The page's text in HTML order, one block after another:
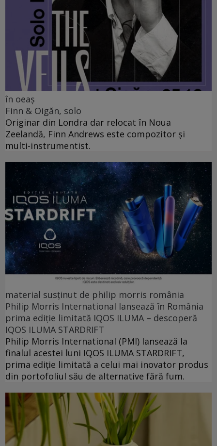
în oeaș
Finn & Oigăn, solo
Originar din Londra dar relocat în Noua
Zeelandă, Finn Andrews este compozitor și
multi-instrumentist.
material susținut de philip morris românia
Philip Morris International lansează în România
prima ediție limitată IQOS ILUMA – descoperă
IQOS ILUMA STARDRIFT
Philip Morris International (PMI) lansează la
finalul acestei luni IQOS ILUMA STARDRIFT,
prima ediție limitată a celui mai inovator produs
din portofoliul său de alternative fără fum.